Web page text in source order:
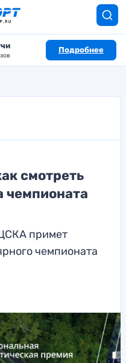
Подробнее
смотреть
чемпионата
примет
чемпионата